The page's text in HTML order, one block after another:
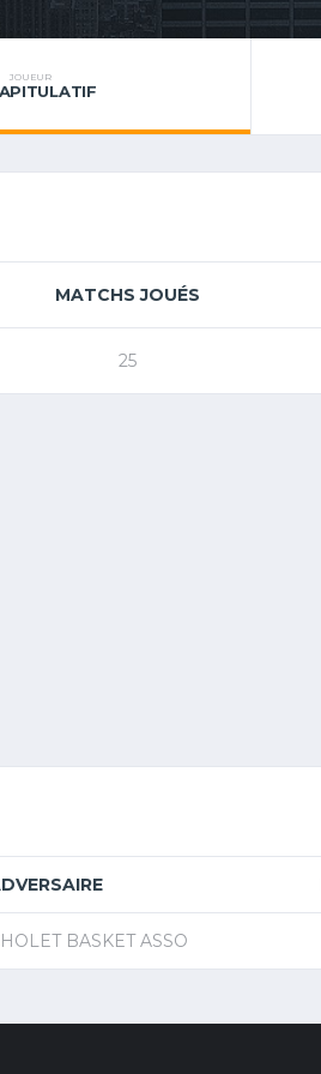
JOUEUR
MATCHS JOUÉS
25
BASKET ASSO